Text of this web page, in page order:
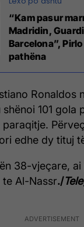
“Kam pasur
Madridin,
Barcelona”,
pathëna
Ronaldos
101 gola
paraqitje.
edhe dy tituj
38-vjeçare,
te Al-Nassr./